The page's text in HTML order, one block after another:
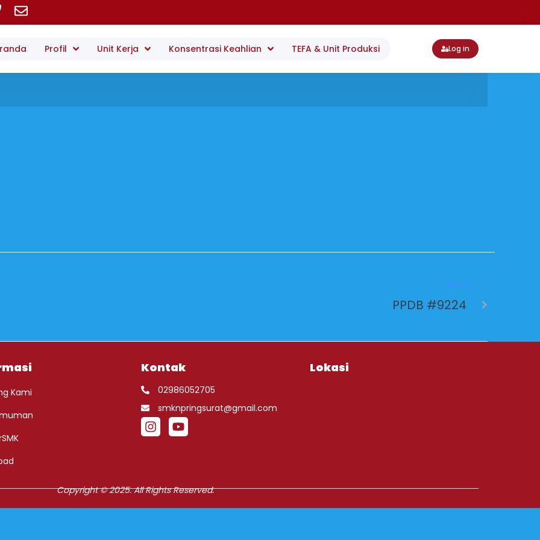
Profil Unit Kerja Konsentrasi Keahlian TEFA & Unit Produksi Log in
PPDB #9224
Kami
Kontak
02986052705
smknpringsurat@gmail.com
Lokasi
Copyright © 2025. All Rights Reserved.